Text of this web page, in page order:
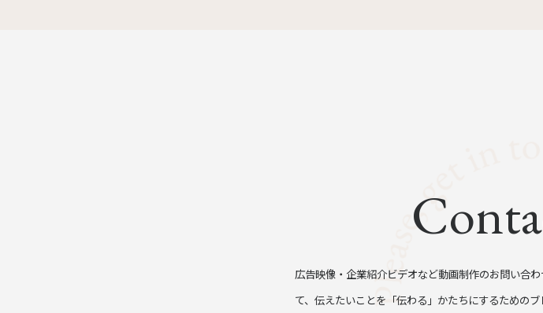
広告映像・企業紹介ビデオなど動画制作のお問い合
て、伝えたいことを「伝わる」かたちにするための